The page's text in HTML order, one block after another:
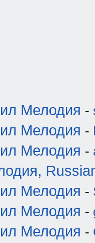
Мелодия -
Мелодия -
Мелодия -
Мелодия -
Мелодия -
Мелодия -